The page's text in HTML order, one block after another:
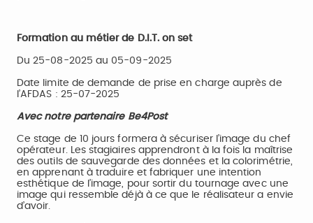
Formation au métier de D.I.T. on set
Du 25-08-2025 au 05-09-2025
Date limite de demande de prise en charge auprès de
l’AFDAS : 25-07-2025
Avec notre partenaire Be4Post
Ce stage de 10 jours formera à sécuriser l’image du chef
opérateur. Les stagiaires apprendront à la fois la maîtrise
des outils de sauvegarde des données et la colorimétrie,
en apprenant à traduire et fabriquer une intention
esthétique de l’image, pour sortir du tournage avec une
image qui ressemble déjà à ce que le réalisateur a envie
d’avoir.